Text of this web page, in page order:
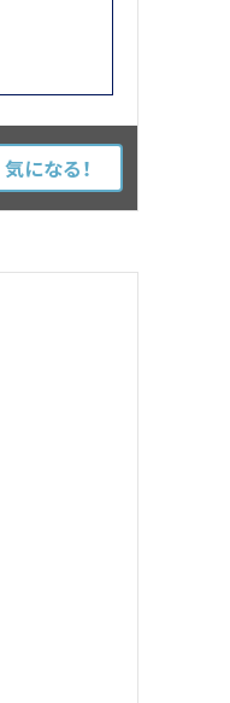
気になる！